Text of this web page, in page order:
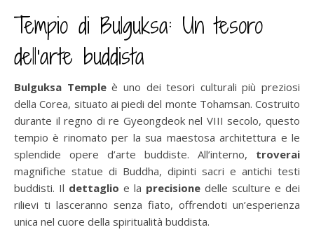
Tempio di Bulguksa: Un tesoro
dell’arte buddista
Bulguksa Templeè uno dei tesori culturali più preziosi
della Corea, situato ai piedi del monte Tohamsan. Costruito
durante il regno di re Gyeongdeok nel VIII secolo, questo
tempio è rinomato per la sua maestosa architettura e le
splendide opere d’arte buddiste. All’interno, troverai
magnifiche statue di Buddha, dipinti sacri e antichi testi
buddisti. Il dettaglio e la precisione delle sculture e dei
rilievi ti lasceranno senza fiato, offrendoti un’esperienza
unica nel cuore della spiritualità buddista.